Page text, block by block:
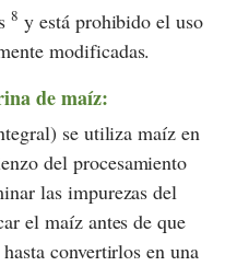
8 y está prohibido el uso
modificadas.
de maíz:
se utiliza maíz en
del procesamiento
las impurezas del
el maíz antes de que
convertirlos en una